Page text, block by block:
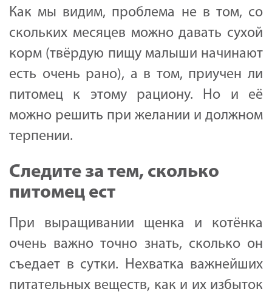
Как мы видим, проблема не в том, со
скольких месяцев можно давать сухой
корм (твёрдую пищу малыши начинают
есть очень рано), а в том, приучен ли
питомец к этому рациону. Но и её
можно решить при желании и должном
терпении.
Следите за тем, сколько
питомец ест
При выращивании щенка и котёнка
очень важно точно знать, сколько он
съедает в сутки. Нехватка важнейших
питательных веществ, как и их избыток